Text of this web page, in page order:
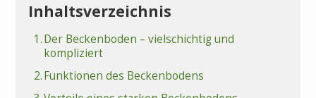
Inhaltsverzeichnis
1.Der Beckenboden – vielschichtig und
kompliziert
2.Funktionen des Beckenbodens